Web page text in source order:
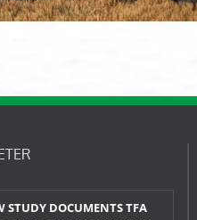
STUDY DOCUMENTS TFA